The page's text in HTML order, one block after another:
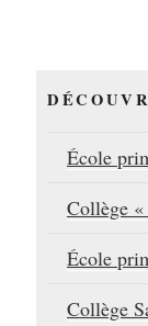
École
Collège
École
Collège